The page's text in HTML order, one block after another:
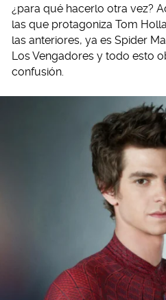
¿para qué hacerlo otra vez?
las que protagoniza Tom
las anteriores, ya es Spider
Los Vengadores y todo esto
confusión.